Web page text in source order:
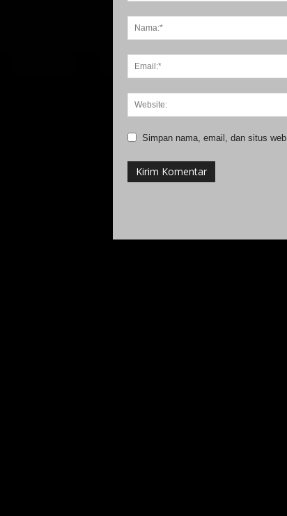
Simpan nama, email, dan situs